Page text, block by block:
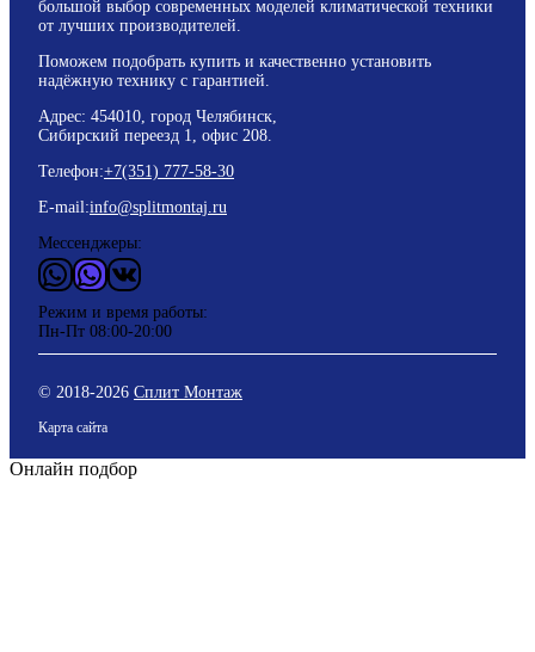
большой выбор современных моделей климатической техники
от лучших производителей.
Поможем подобрать купить и качественно установить
надёжную технику с гарантией.
Адрес: 454010, город Челябинск,
Сибирский переезд 1, офис 208.
Телефон:+7(351) 777-58-30
E-mail:info@splitmontaj.ru
Мессенджеры:
WhatsApp
ViderВКонтакте
Режим и время работы:
Пн-Пт 08:00-20:00
© 2018-2026 Сплит Монтаж
Карта сайта
Онлайн подбор